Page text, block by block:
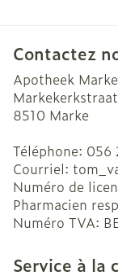
Contactez
Apotheek Marke
8510 Marke
Téléphone: 056
Courriel:
Numéro de
Pharmacien
Numéro TVA:
Service à la